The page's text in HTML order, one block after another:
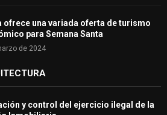
ofrece una variada oferta de turismo
para Semana Santa
de 2024
y control del ejercicio ilegal de la